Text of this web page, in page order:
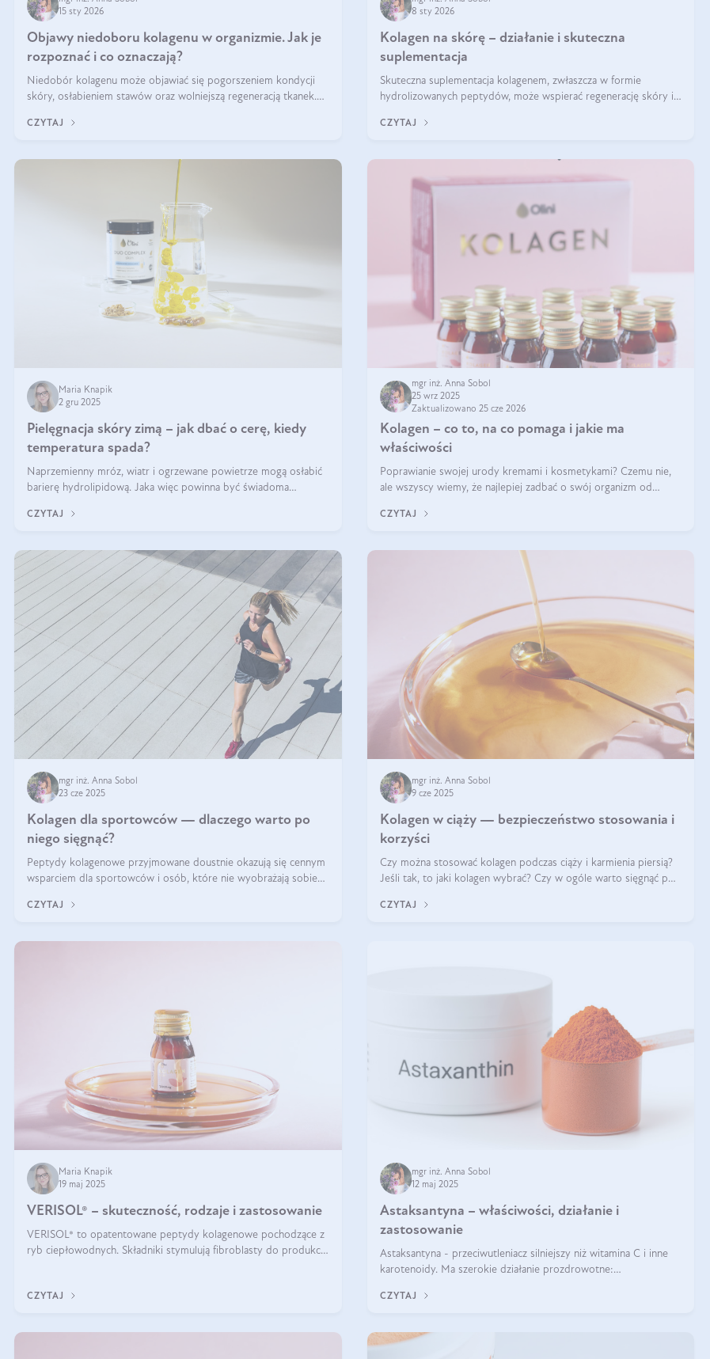
15 sty 2026
Objawy niedoboru kolagenu w organizmie. Jak je
rozpoznać i co oznaczają?
Niedobór kolagenu może objawiać się pogorszeniem kondycji
skóry, osłabieniem stawów oraz wolniejszą regeneracją tkanek.
skóry, bóle stawów, łamliwość paznokci oraz osłabienie włosów.
CZYTAJ
8 sty 2026
Kolagen na skórę – działanie i skuteczna
suplementacja
Skuteczna suplementacja kolagenem, zwłaszcza w formie
hydrolizowanych peptydów, może wspierać regenerację skóry i
regularnością stosowania.
CZYTAJ
Maria Knapik
2 gru 2025
Pielęgnacja skóry zimą – jak dbać o cerę, kiedy
temperatura spada?
Naprzemienny mróz, wiatr i ogrzewane powietrze mogą osłabić
barierę hydrolipidową. Jaka więc powinna być świadoma
CZYTAJ
mgr inż. Anna Sobol
25 wrz 2025
Zaktualizowano 25 cze 2026
Kolagen – co to, na co pomaga i jakie ma
właściwości
Poprawianie swojej urody kremami i kosmetykami? Czemu nie,
ale wszyscy wiemy, że najlepiej zadbać o swój organizm od
zewnętrzny prezentował się zdrowo i atrakcyjnie. Stosowanie
CZYTAJ
mgr inż. Anna Sobol
23 cze 2025
Kolagen dla sportowców — dlaczego warto po
niego sięgnąć?
Peptydy kolagenowe przyjmowane doustnie okazują się cennym
wsparciem dla sportowców i osób, które nie wyobrażają sobie
CZYTAJ
mgr inż. Anna Sobol
9 cze 2025
Kolagen w ciąży — bezpieczeństwo stosowania i
korzyści
Czy można stosować kolagen podczas ciąży i karmienia piersią?
Jeśli tak, to jaki kolagen wybrać? Czy w ogóle warto sięgnąć po
CZYTAJ
Maria Knapik
19 maj 2025
VERISOL® – skuteczność, rodzaje i zastosowanie
VERISOL® to opatentowane peptydy kolagenowe pochodzące z
ryb ciepłowodnych. Składniki stymulują fibroblasty do produkcji
komórek skóry.
CZYTAJ
mgr inż. Anna Sobol
12 maj 2025
Astaksantyna – właściwości, działanie i
zastosowanie
Astaksantyna - przeciwutleniacz silniejszy niż witamina C i inne
karotenoidy. Ma szerokie działanie prozdrowotne:
CZYTAJ